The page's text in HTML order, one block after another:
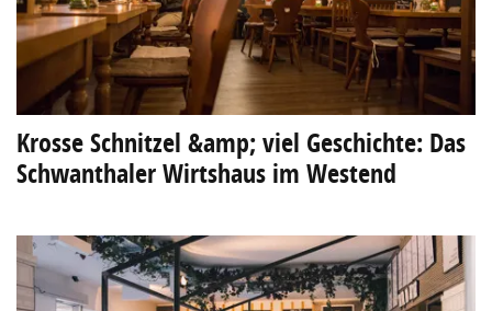
Krosse Schnitzel &amp; viel Geschichte: Das
Schwanthaler Wirtshaus im Westend